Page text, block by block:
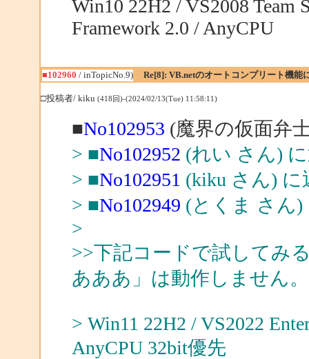
Win10 22H2 / VS2008 Team
Framework 2.0 / AnyCPU
■102960 / inTopicNo.9) Re[8]: VB.netのオートコンプリート機能
□投稿者/ kiku (418回)-(2024/02/13(Tue) 11:58:11)
■No102953 (魔界の仮面弁
> ■No102952 (れい さん)
> ■No102951 (kiku さん) に
> ■No102949 (とくま さん)
>
>>下記コードで試してみ
あああ」は動作しません。
> Win11 22H2 / VS2022
AnyCPU 32bit優先